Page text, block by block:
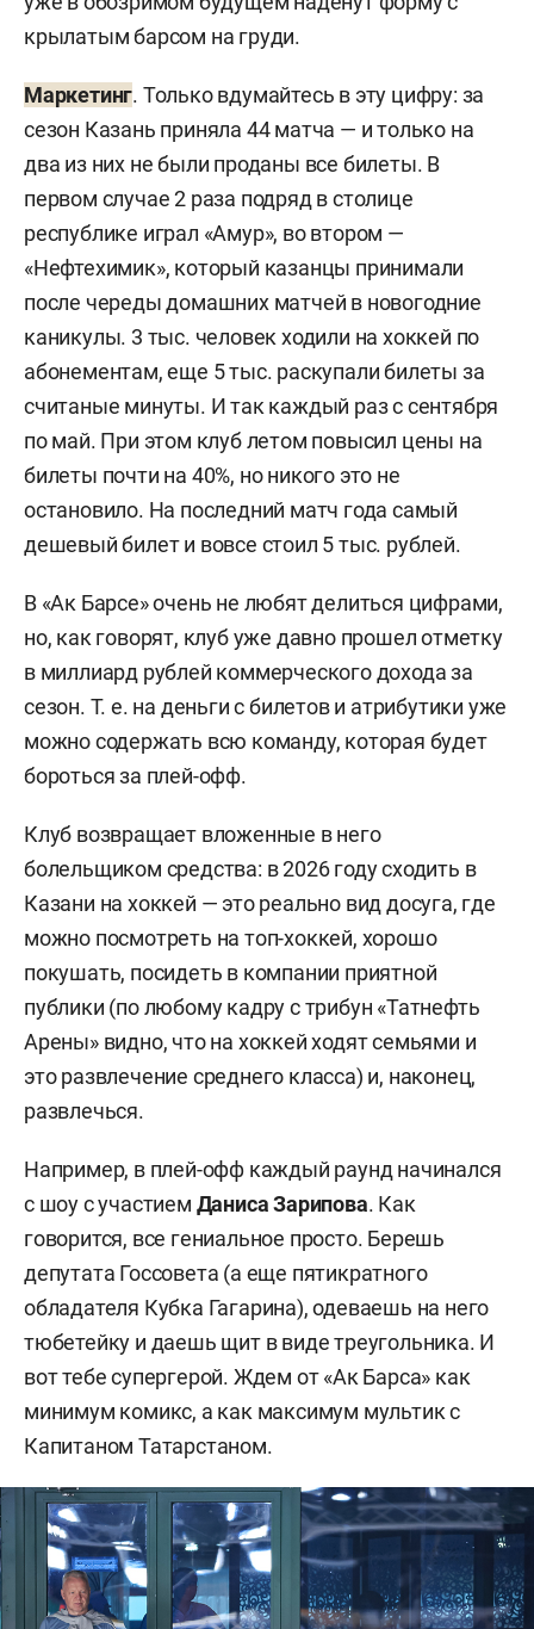
крылатым барсом на груди.
Маркетинг. Только вдумайтесь в эту цифру: за
сезон Казань приняла 44 матча — и только на
два из них не были проданы все билеты. В
первом случае 2 раза подряд в столице
республике играл «Амур», во втором —
«Нефтехимик», который казанцы принимали
после череды домашних матчей в новогодние
каникулы. 3 тыс. человек ходили на хоккей по
абонементам, еще 5 тыс. раскупали билеты за
считаные минуты. И так каждый раз с сентября
по май. При этом клуб летом повысил цены на
билеты почти на 40%, но никого это не
остановило. На последний матч года самый
дешевый билет и вовсе стоил 5 тыс. рублей.
В «Ак Барсе» очень не любят делиться цифрами,
но, как говорят, клуб уже давно прошел отметку
в миллиард рублей коммерческого дохода за
сезон. Т. е. на деньги с билетов и атрибутики уже
можно содержать всю команду, которая будет
бороться за плей-офф.
Клуб возвращает вложенные в него
болельщиком средства: в 2026 году сходить в
Казани на хоккей — это реально вид досуга, где
можно посмотреть на топ-хоккей, хорошо
покушать, посидеть в компании приятной
публики (по любому кадру с трибун «Татнефть
Арены» видно, что на хоккей ходят семьями и
это развлечение среднего класса) и, наконец,
развлечься.
Например, в плей-офф каждый раунд начинался
с шоу с участием Даниса Зарипова. Как
говорится, все гениальное просто. Берешь
депутата Госсовета (а еще пятикратного
обладателя Кубка Гагарина), одеваешь на него
тюбетейку и даешь щит в виде треугольника. И
вот тебе супергерой. Ждем от «Ак Барса» как
минимум комикс, а как максимум мультик с
Капитаном Татарстаном.